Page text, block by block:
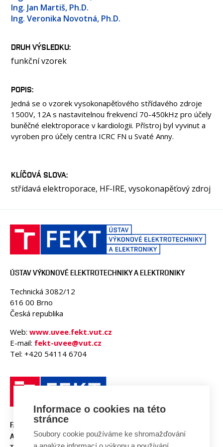
OSOBY
LABORATOŘE
Ing. Jan Martiš, Ph.D.
Ing. Veronika Novotná, Ph.D.
DRUH VÝSLEDKU
funkční vzorek
POPIS
Jedná se o vzorek vysokonapěťového střídavého zdroje
1500V, 12A s nastavitelnou frekvencí 70-450kHz pro účely
buněčné elektroporace v kardiologii. Přístroj byl vyvinut a
vyroben pro účely centra ICRC FN u Svaté Anny.
KLÍČOVÁ SLOVA
střídavá elektroporace, HF-IRE, vysokonapěťový zdroj
ÚSTAV VÝKONOVÉ ELEKTROTECHNIKY A ELEKTRONIKY
Technická 3082/12
616 00 Brno
Česká republika
Web: www.uvee.fekt.vut.cz
E-mail: fekt-uvee@vut.cz
Tel: +420 54114 6704
FAKULTA ELEKTROTECHNIKY
A KOMUNIKAČNÍCH
Informace o cookies na této
stránce
Soubory cookie používáme ke shromažďování